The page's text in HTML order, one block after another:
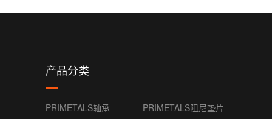
产品分类
PRIMETALS轴承
PRIMETALS阻尼垫片